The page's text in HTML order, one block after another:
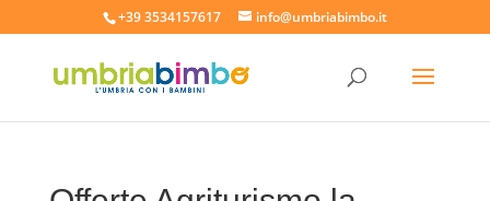
+39 3534157617 info@umbriabimbo.it